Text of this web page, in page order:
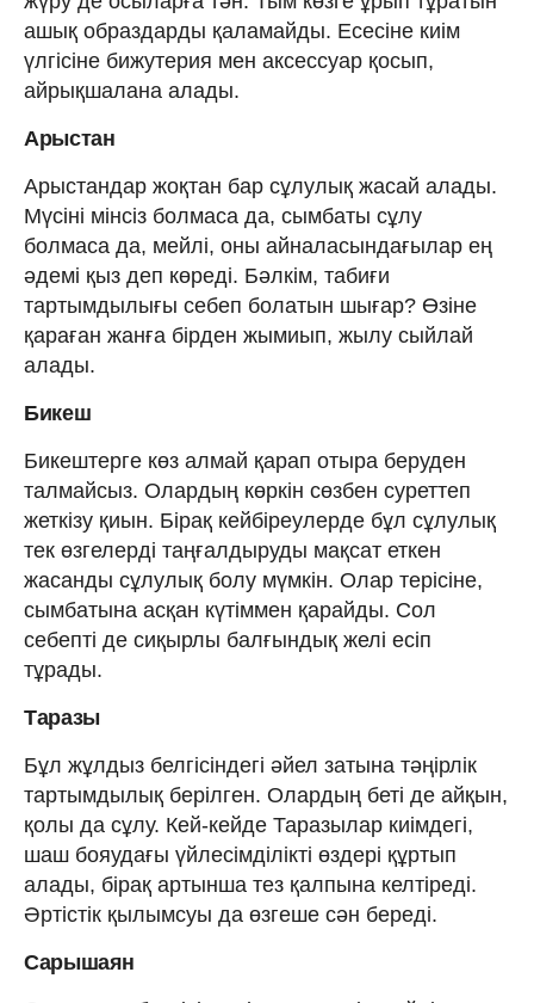
ашық образдарды қаламайды. Есесіне киім
үлгісіне бижутерия мен аксессуар қосып,
айрықшалана алады.
Арыстан
Арыстандар жоқтан бар сұлулық жасай алады.
Мүсіні мінсіз болмаса да, сымбаты сұлу
болмаса да, мейлі, оны айналасындағылар ең
әдемі қыз деп көреді. Бәлкім, табиғи
тартымдылығы себеп болатын шығар? Өзіне
қараған жанға бірден жымиып, жылу сыйлай
алады.
Бикеш
Бикештерге көз алмай қарап отыра беруден
талмайсыз. Олардың көркін сөзбен суреттеп
жеткізу қиын. Бірақ кейбіреулерде бұл сұлулық
тек өзгелерді таңғалдыруды мақсат еткен
жасанды сұлулық болу мүмкін. Олар терісіне,
сымбатына асқан күтіммен қарайды. Сол
себепті де сиқырлы балғындық желі есіп
тұрады.
Таразы
Бұл жұлдыз белгісіндегі әйел затына тәңірлік
тартымдылық берілген. Олардың беті де айқын,
қолы да сұлу. Кей-кейде Таразылар киімдегі,
шаш бояудағы үйлесімділікті өздері құртып
алады, бірақ артынша тез қалпына келтіреді.
Әртістік қылымсуы да өзгеше сән береді.
Сарышаян